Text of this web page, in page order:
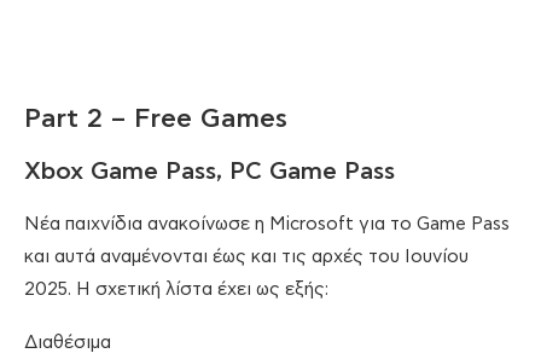
Part 2 – Free Games
Xbox Game Pass, PC Game Pass
Νέα παιχνίδια ανακοίνωσε η Microsoft για το Game Pass
και αυτά αναμένονται έως και τις αρχές του Ιουνίου
2025. Η σχετική λίστα έχει ως εξής:
Διαθέσιμα